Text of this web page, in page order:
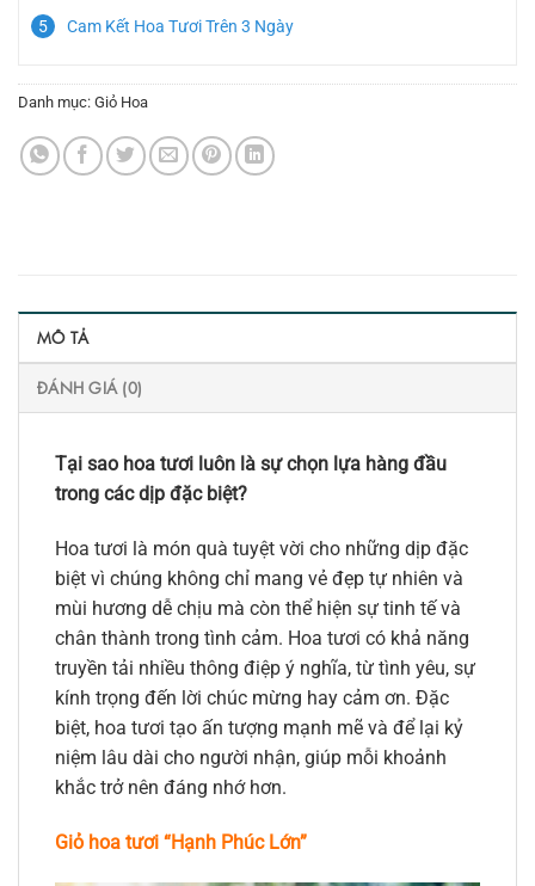
Cam Kết Hoa Tươi Trên 3 Ngày
Danh mục: Giỏ Hoa
MÔ TẢ
ĐÁNH GIÁ (0)
Tại sao hoa tươi luôn là sự chọn lựa hàng đầu
trong các dịp đặc biệt?
Hoa tươi là món quà tuyệt vời cho những dịp đặc
biệt vì chúng không chỉ mang vẻ đẹp tự nhiên và
mùi hương dễ chịu mà còn thể hiện sự tinh tế và
chân thành trong tình cảm. Hoa tươi có khả năng
truyền tải nhiều thông điệp ý nghĩa, từ tình yêu, sự
kính trọng đến lời chúc mừng hay cảm ơn. Đặc
biệt, hoa tươi tạo ấn tượng mạnh mẽ và để lại kỷ
niệm lâu dài cho người nhận, giúp mỗi khoảnh
khắc trở nên đáng nhớ hơn.
Giỏ hoa tươi “Hạnh Phúc Lớn”